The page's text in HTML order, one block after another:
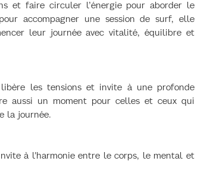
et faire circuler l’énergie pour aborder le
accompagner une session de surf, elle
leur journée avec vitalité, équilibre et
les tensions et invite à une profonde
aussi un moment pour celles et ceux qui
la journée.
à l'harmonie entre le corps, le mental et